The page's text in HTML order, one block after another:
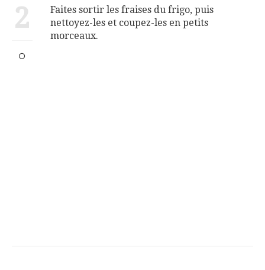
2
Faites sortir les fraises du frigo, puis
nettoyez-les et coupez-les en petits
morceaux.